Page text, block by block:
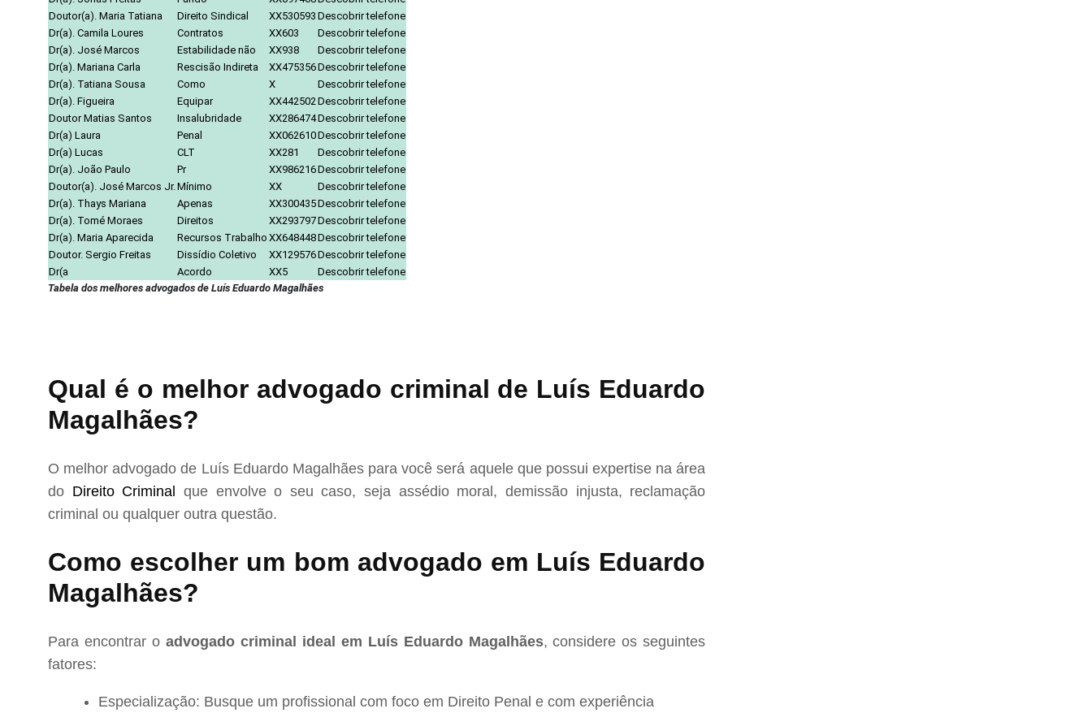
Doutor(a). Maria Tatiana
Direito Sindical XX530593 Descobrir telefone
Dr(a). Camila Loures
Contratos XX603
Descobrir telefone
Dr(a). José Marcos
Estabilidade não XX938
Descobrir telefone
Dr(a). Mariana Carla
Rescisão Indireta XX475356Descobrir telefone
Dr(a). Tatiana Sousa
Como X
Descobrir telefone
Dr(a). Figueira
Equipar XX442502 Descobrir telefone
Doutor Matias Santos
Insalubridade XX286474Descobrir telefone
Dr(a) Laura
Penal XX062610Descobrir telefone
Dr(a) Lucas
CLT XX281
Descobrir telefone
Dr(a). João Paulo
Pr XX986216Descobrir telefone
Doutor(a). José Marcos Jr. Mínimo XX
Descobrir telefone
Dr(a). Thays Mariana
Apenas XX300435Descobrir telefone
Dr(a). Tomé Moraes
Direitos XX293797Descobrir telefone
Dr(a). Maria Aparecida
Recursos Trabalho XX648448Descobrir telefone
Doutor. Sergio Freitas
Dissídio Coletivo XX129576Descobrir telefone
Dr(a
Acordo XX5
Descobrir telefone
Tabela dos melhores advogados de Luís Eduardo Magalhães
Qual é o melhor advogado criminal de Luís Eduardo
Magalhães?
O melhor advogado de Luís Eduardo Magalhães para você será aquele que possui expertise na área
do Direito Criminal que envolve o seu caso, seja assédio moral, demissão injusta, reclamação
criminal ou qualquer outra questão.
Como escolher um bom advogado em Luís Eduardo
Magalhães?
Para encontrar o advogado criminal ideal em Luís Eduardo Magalhães, considere os seguintes
fatores:
Especialização: Busque um profissional com foco em Direito Penal e com experiência